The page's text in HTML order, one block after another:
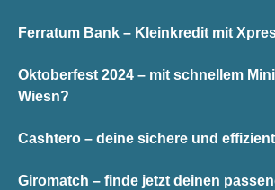
Ferratum Bank – Kleinkredit mit
Oktoberfest 2024 – mit schnellem
Wiesn?
Cashtero – deine sichere und
Giromatch – finde jetzt deinen